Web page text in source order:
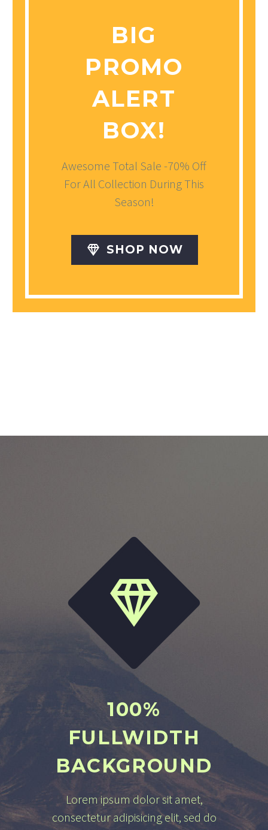
BIG
PROMO
ALERT
BOX!
Awesome Total Sale -70% Off
For All Collection During This
Season!
 SHOP NOW


100%
FULLWIDTH
BACKGROUND
Lorem ipsum dolor sit amet,
consectetur adipisicing elit, sed do